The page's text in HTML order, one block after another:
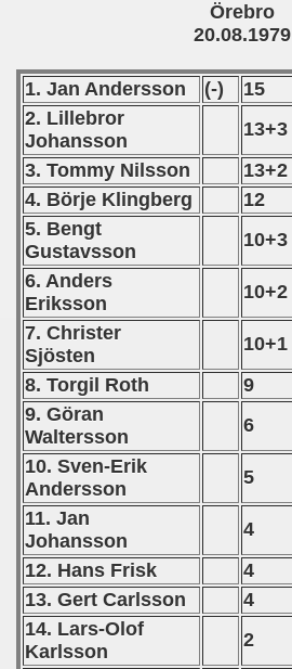
Örebro
20.08.1979
1. Jan Andersson (-) 15
2. Lillebror
Johansson
13+3
3. Tommy Nilsson
13+2
4. Börje Klingberg
12
5. Bengt
Gustavsson
10+3
6. Anders
Eriksson
10+2
7. Christer
Sjösten
10+1
8. Torgil Roth
9
9. Göran
Waltersson
6
10. Sven-Erik
Andersson
5
11. Jan
Johansson
4
12. Hans Frisk
4
13. Gert Carlsson
4
14. Lars-Olof
Karlsson
2
- 2005
- 2006
- 2007
- 2008
- 2009
- 2010
- 2011
- 2012
- 2013
- 2014
- 2015
- 2016
- 2018